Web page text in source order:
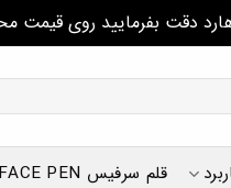
دقت بفرمایید روی قیمت
قلم سرفیس SURFACE PEN